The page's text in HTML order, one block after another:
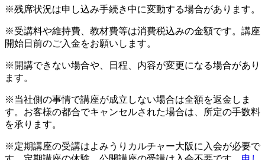
※残席状況は申し込み手続き中に変動する場合があります。
※受講料や維持費、教材費等は消費税込みの金額です。講座
開始日前のご入金をお願いします。
※開講できない場合や、日程、内容が変更になる場合があり
ます。
※当社側の事情で講座が成立しない場合は全額を返金しま
す。お客様の都合でキャンセルされた場合は、所定の手数料
を承ります。
※定期講座の受講はよみうりカルチャー大阪に入会が必要で